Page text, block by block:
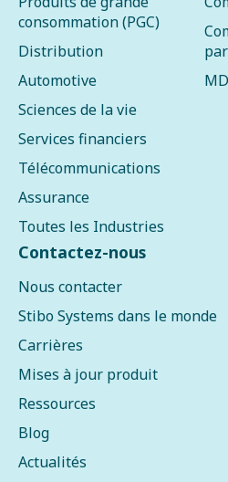
consommation (PGC)
Distribution
Automotive
Sciences de la vie
Services financiers
Télécommunications
Assurance
Toutes les Industries
Contactez-nous
Nous contacter
Stibo Systems dans le monde
Carrières
Mises à jour produit
Ressources
Blog
Actualités